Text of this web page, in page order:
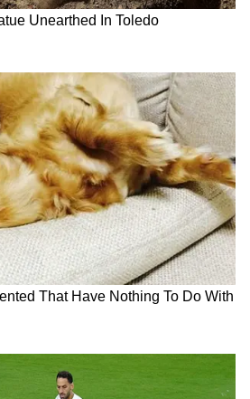
যশ
Rashmika Mandanna:
'শরীরটা মেশিন নয়', শ্যুটিংয়ে
গুরুতর চোট পেয়ে মন খারাপ
রশ্মিকার
Payment |
ঢুকবে অন্নপূর্ণার ৩
নিয়ে কারা ছড়াচ্ছে
Adhikari on